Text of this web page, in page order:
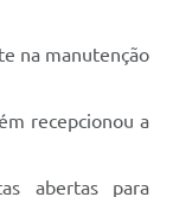
na manutenção
recepcionou a
abertas para